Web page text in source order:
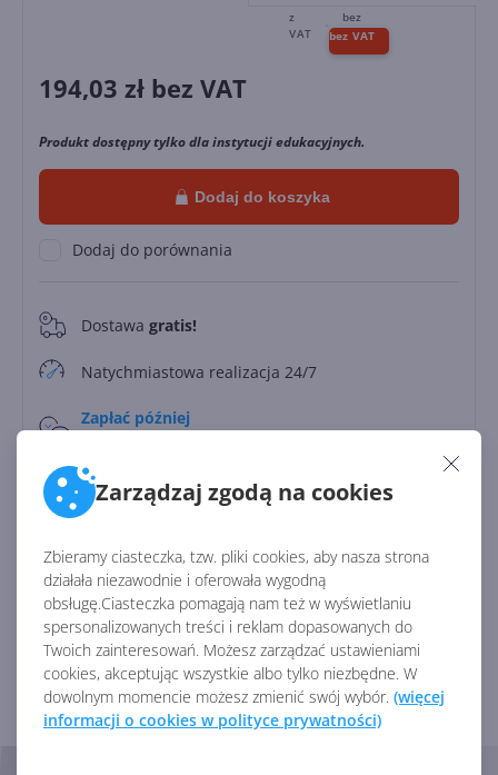
Zarządzaj zgodą na cookies
Zbieramy ciasteczka, tzw. pliki cookies, aby nasza strona
działała niezawodnie i oferowała wygodną
obsługę.Ciasteczka pomagają nam też w wyświetlaniu
spersonalizowanych treści i reklam dopasowanych do
Twoich zainteresowań. Możesz zarządzać ustawieniami
cookies, akceptując wszystkie albo tylko niezbędne. W
dowolnym momencie możesz zmienić swój wybór. (więcej
informacji o cookies w polityce prywatności)
194,03 zł bez VAT
Produkt dostępny tylko dla instytucji edukacyjnych.
Dodaj do koszyka
Dodaj do porównania
0 Dostawa gratis!
Natychmiastowa realizacja 24/7
Zapłać później
Licencja:
Identyfikator:45780
Kod producenta:DG7GMGF0PN42
Zobacz porównanie z innymi pakietami